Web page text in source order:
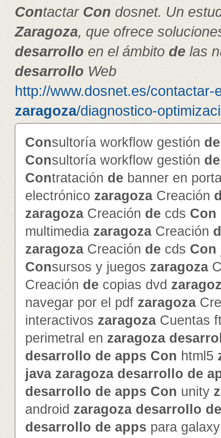
Contactar Condosnet. Un
Zaragoza, que ofrece
desarrolloen el ámbitode las
desarrolloWeb
http://www.dosnet.es/contactar-
zaragoza/diagnostico-
Consultoría workflow gestión de
Consultoría workflow gestión de
Contratación de banner en
electrónico zaragozaCreación
zaragozaCreación de cds Con
multimedia zaragozaCreación
zaragozaCreación de cds Con
Consursos y juegos zaragoza
Creación de copias dvd
navegar por el pdf zaragoza
interactivos zaragozaCuentas
perimetral en zaragoza de
desarrollo de apps Con html5
java zaragoza desarrollo de
desarrollo de apps Con unity
android zaragoza desarrollo de
desarrollo de apps para